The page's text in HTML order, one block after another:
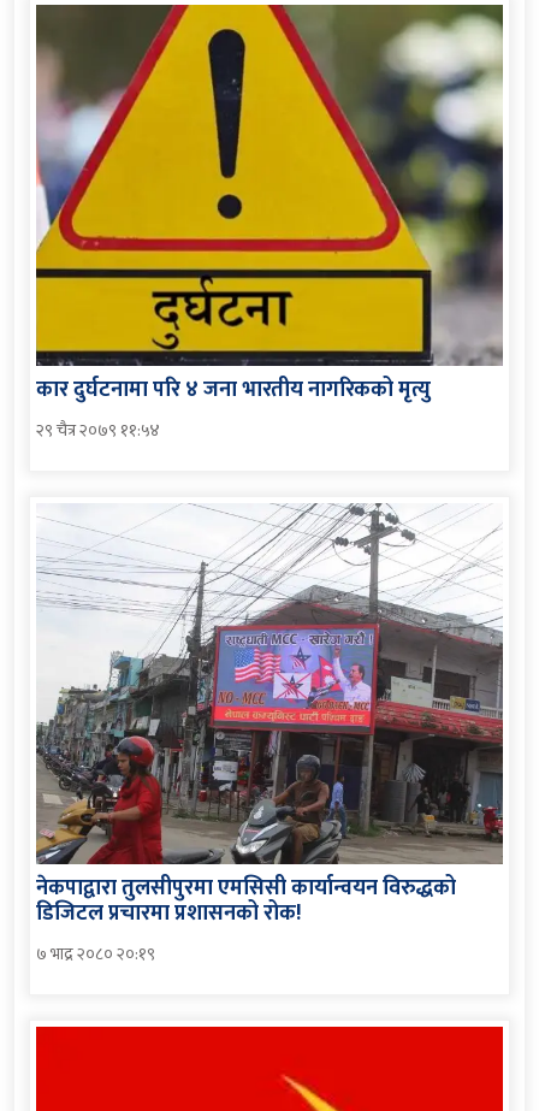
कार दुर्घटनामा परि ४ जना भारतीय नागरिकको मृत्यु
२९ चैत्र २०७९ ११:५४
नेकपाद्वारा तुलसीपुरमा एमसिसी कार्यान्वयन विरुद्धको
डिजिटल प्रचारमा प्रशासनको रोक!
७ भाद्र २०८० २०:१९